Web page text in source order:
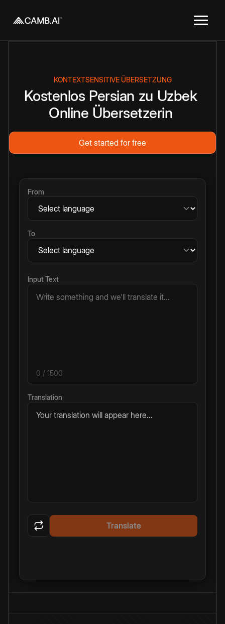
KONTEXTSENSITIVE ÜBERSETZUNG
Kostenlos Persian zu Uzbek
Online Übersetzerin
Get started for free
From
To
Input Text
0 / 1500
Translation
Your translation will appear here...
Translate